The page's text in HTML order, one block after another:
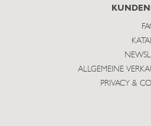
ALLGEMEINE
PRIVACY &